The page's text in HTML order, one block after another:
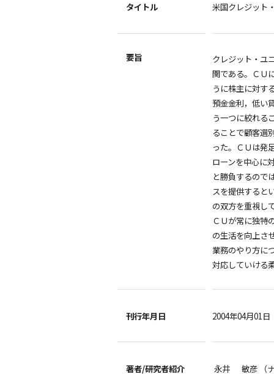
タイトル 米国クレジット
要旨
クレジット・ユ
関である。ＣＵ
うに株主に対す
預金金利，低い
う一つに絞れる
ることで顧客選
った。ＣＵは発
ローンを中心に
と勝負するので
スを提供すると
の双方を重視し
ＣＵが常に独特
の生活を向上さ
業務のやり方に
対応していける
刊行年月日 2004年04月01日
著者/研究者紹介 永井 敏彦 （